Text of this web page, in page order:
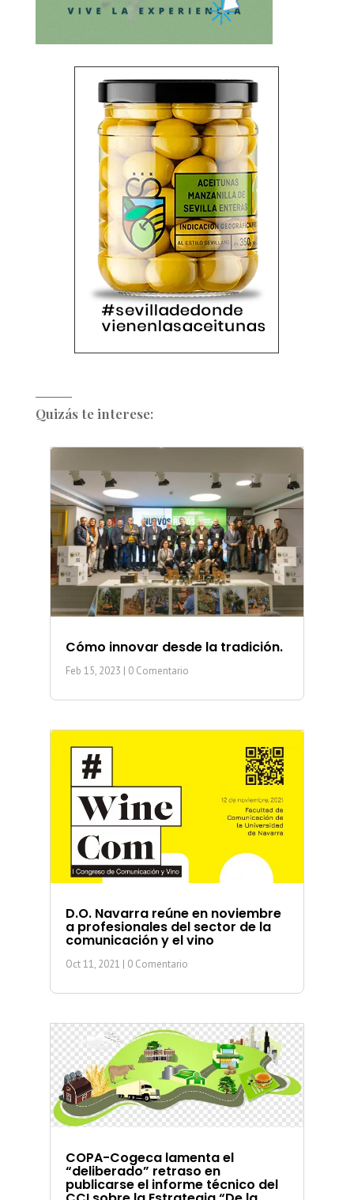
Quizás te interese:
Cómo innovar desde la tradición.
Feb 15, 2023 | 0 Comentario
D.O. Navarra reúne en noviembre
a profesionales del sector de la
comunicación y el vino
Oct 11, 2021 | 0 Comentario
COPA-Cogeca lamenta el
“deliberado” retraso en
publicarse el informe técnico del